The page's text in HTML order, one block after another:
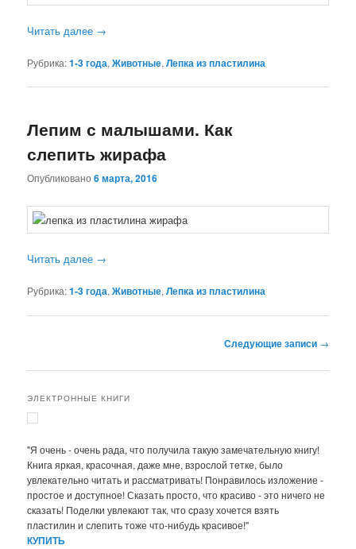
Читать далее →
Рубрика:1-3 года,Животные,Лепка из пластилина
Лепим с малышами. Как
слепить жирафа
Опубликовано6 марта, 2016
Читать далее →
Рубрика:1-3 года,Животные,Лепка из пластилина
записям
Следующие записи →
ЭЛЕКТРОННЫЕ КНИГИ
"Я очень - очень рада, что получила такую замечательную книгу!
Книга яркая, красочная, даже мне, взрослой тетке, было
увлекательно читать и рассматривать! Понравилось изложение -
простое и доступное! Сказать просто, что красиво - это ничего не
сказать! Поделки увлекают так, что сразу хочется взять
пластилин и слепить тоже что-нибудь красивое!"
КУПИТЬ